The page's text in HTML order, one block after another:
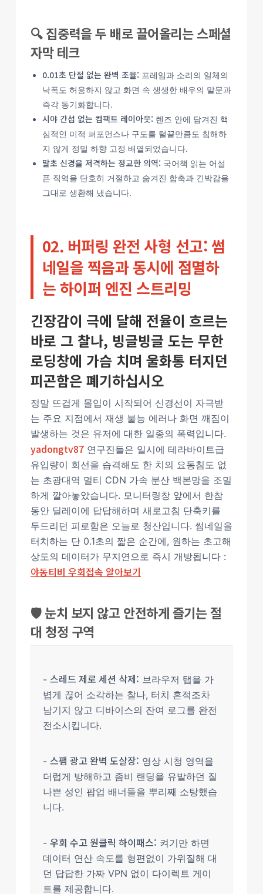
🔍 집중력을 두 배로 끌어올리는 스페셜
자막 테크
0.01초 단절 없는 완벽 조율: 프레임과 소리의 일체의
낙폭도 허용하지 않고 화면 속 생생한 배우의 말문과
즉각 동기화합니다.
시야 간섭 없는 컴팩트 레이아웃: 렌즈 안에 담겨진 핵
심적인 미적 퍼포먼스나 구도를 털끝만큼도 침해하
지 않게 정밀 하향 고정 배열되었습니다.
말초 신경을 저격하는 정교한 의역: 국어책 읽는 어설
픈 직역을 단호히 거절하고 숨겨진 함축과 긴박감을
그대로 생환해 냈습니다.
02. 버퍼링 완전 사형 선고: 썸
네일을 찍음과 동시에 점멸하
는 하이퍼 엔진 스트리밍
긴장감이 극에 달해 전율이 흐르는
바로 그 찰나, 빙글빙글 도는 무한
로딩창에 가슴 치며 울화통 터지던
피곤함은 폐기하십시오
정말 뜨겁게 몰입이 시작되어 신경선이 자극받
는 주요 지점에서 재생 불능 에러나 화면 깨짐이
발생하는 것은 유저에 대한 일종의 폭력입니다.
yadongtv87연구진들은 일시에 테라바이트급
유입량이 회선을 습격해도 한 치의 요동침도 없
는 초광대역 멀티 CDN 가속 분산 백본망을 조밀
하게 깔아놓았습니다. 모니터링창 앞에서 한참
동안 딜레이에 답답해하며 새로고침 단축키를
두드리던 피로함은 오늘로 청산입니다. 썸네일을
터치하는 단 0.1초의 짧은 순간에, 원하는 초고해
상도의 데이터가 무지연으로 즉시 개방됩니다 :
야동티비 우회접속 알아보기
🛡️ 눈치 보지 않고 안전하게 즐기는 절
대 청정 구역
- 스레드 제로 세션 삭제: 브라우저 탭을 가
볍게 끊어 소각하는 찰나, 터치 흔적조차
남기지 않고 디바이스의 잔여 로그를 완전
전소시킵니다.
- 스팸 광고 완벽 도살장: 영상 시청 영역을
더럽게 방해하고 좀비 랜딩을 유발하던 질
나쁜 성인 팝업 배너들을 뿌리째 소탕했습
니다.
- 우회 수고 원클릭 하이패스: 켜기만 하면
데이터 연산 속도를 형편없이 가위질해 대
던 답답한 가짜 VPN 없이 다이렉트 게이
트를 제공합니다.